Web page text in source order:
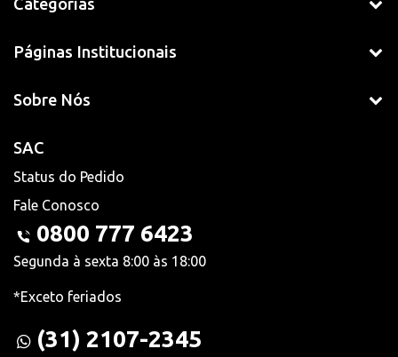
Páginas Institucionais
Sobre Nós
SAC
Status do Pedido
Fale Conosco
0800 777 6423
Segunda à sexta 8:00 às 18:00
*Exceto feriados
(31) 2107-2345